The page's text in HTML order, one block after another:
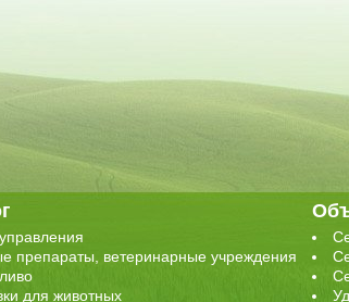
препараты, ветеринарные учреждения
для животных